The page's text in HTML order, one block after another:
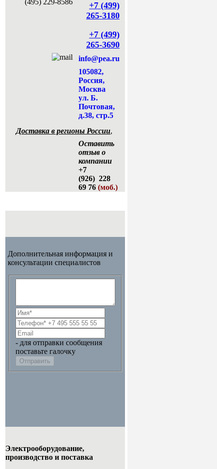
+7 (499)
265-3180
+7 (499)
265-3690
info@pea.ru
105082,
Россия,
Москва
ул. Б.
Почтовая,
д.38, стр.5
Доставка в регионы России,
Оставить
отзыв о
компании
+7
(926) 228
69 76 (моб.)
Дополнительная информация и
консультации специалистов
- для отправки сообщения
поставьте галочку
Отправить
Электрооборудование,
производство и поставка